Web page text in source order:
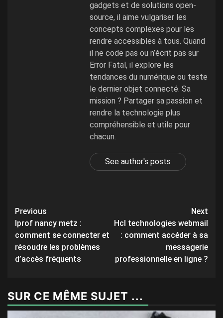
gadgets et de solutions open-
source, il aime vulgariser les
concepts complexes pour les
rendre accessibles à tous. Quand
il ne code pas ou n’écrit pas sur
Error Fatal, il explore les
tendances du numérique ou teste
le dernier objet connecté. Sa
mission ? Partager sa passion et
rendre la technologie plus
compréhensible et utile pour
chacun.
See author's posts
Post
navigation
Previous
Iprof nancy metz :
comment se connecter et
résoudre les problèmes
d’accès fréquents
Next
Hcl technologies webmail
: comment accéder à sa
messagerie
professionnelle en ligne ?
SUR CE MÊME SUJET ...